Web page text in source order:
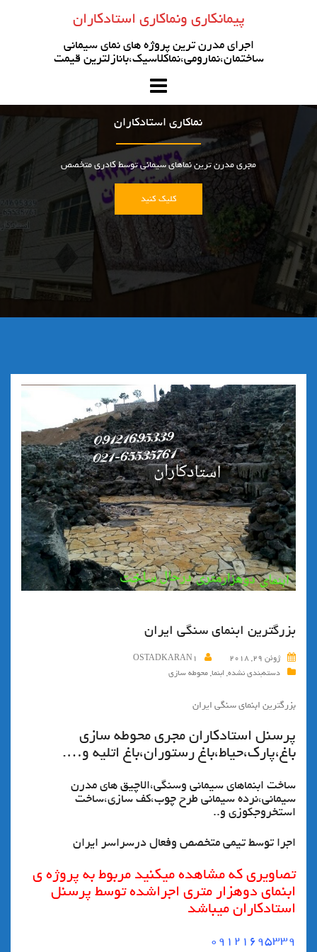
پیمانکاری ونماکاری استادکاران
اجرای مدرن ترین پروژه های نمای سیمانی
ساختمان،نمارومی،نماکلاسیک،بانازلترین قیمت
نماکاری استادکاران
مجری مدرن ترین نماهای سیمانی توسط کادری متخصص
کلیک کنید
بزرگترین ابنمای سنگی ایران
ژوئن 29, 2018
OSTADKARAN1
دسته‌بندی نشده,ابنما,محوطه سازی
بزرگترین ابنمای سنگی ایران
پرسنل استادكاران مجري محوطه سازي
باغ،پارك،حياط،باغ رستوران،باغ اتليه و….
ساخت ابنماهاي سيماني وسنگي،الاچيق هاي مدرن
سيماني،نرده سيماني طرح چوب،كف سازي،ساخت
استخروجكوزي و..
اجرا توسط تيمي متخصص وفعال درسراسر ايران
تصاويري كه مشاهده ميكنيد مربوط به پروژه ي
ابنماي دوهزار متري اجراشده توسط پرسنل
استادكاران ميباشد
٠٩١٢١٦٩٥٣٣٩